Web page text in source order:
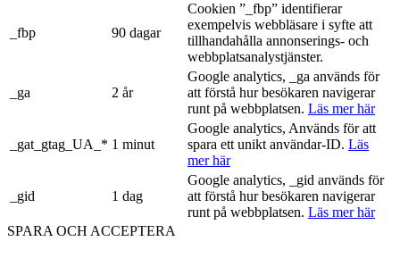
_fbp 90 dagar
Cookien ”_fbp” identifierar
exempelvis webbläsare i syfte att
tillhandahålla annonserings- och
webbplatsanalystjänster.
_ga 2 år
Google analytics, _ga används för
att förstå hur besökaren navigerar
runt på webbplatsen. Läs mer här
_gat_gtag_UA_* 1 minut
Google analytics, Används för att
spara ett unikt användar-ID. Läs
mer här
_gid 1 dag
Google analytics, _gid används för
att förstå hur besökaren navigerar
runt på webbplatsen. Läs mer här
SPARA OCH ACCEPTERA